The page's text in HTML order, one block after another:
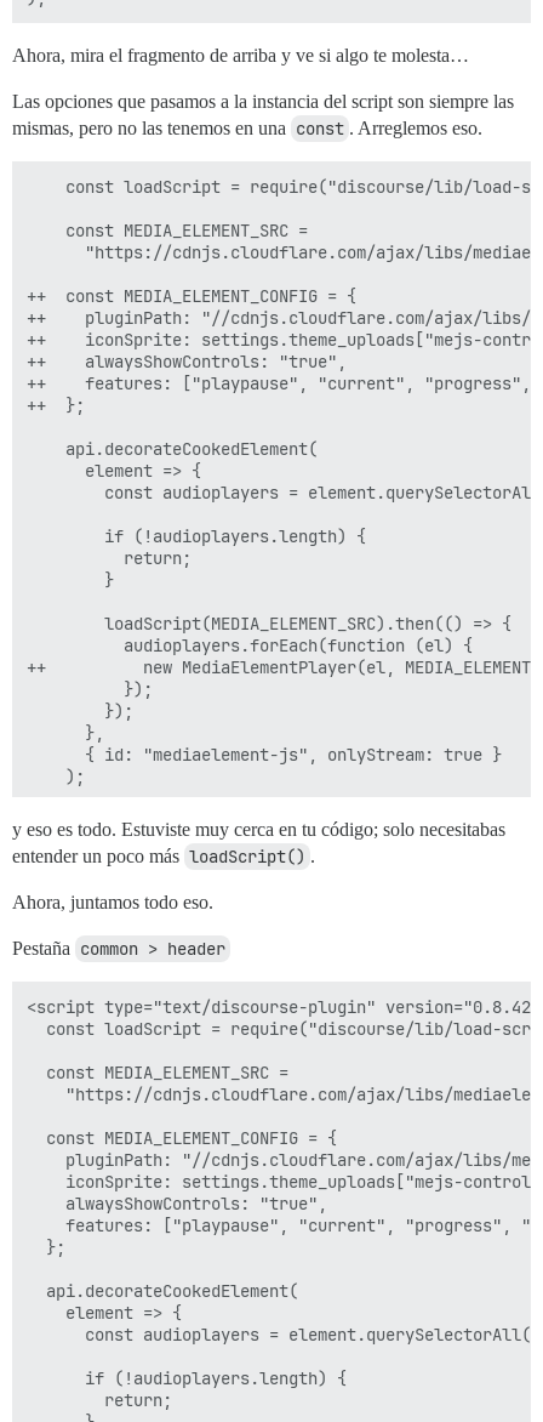
Ahora, mira el fragmento de arriba y ve si algo te molesta…
Las opciones que pasamos a la instancia del script son siempre las
mismas, pero no las tenemos en una const . Arreglemos eso.
const loadScript = require("discourse/lib/load-
    const MEDIA_ELEMENT_SRC =
"https://cdnjs.cloudflare.com/ajax/libs/
++  const MEDIA_ELEMENT_CONFIG = {
++    pluginPath: "//cdnjs.cloudflare.com/ajax/libs/
++    iconSprite: settings.theme_uploads["mejs-
++    alwaysShowControls: "true",
++    features: ["playpause", "current", "progress",
++  };
    api.decorateCookedElement(
      element => {
const audioplayers =
        if (!audioplayers.length) {
          return;
        }
        loadScript(MEDIA_ELEMENT_SRC).then(() => {
          audioplayers.forEach(function (el) {
++          new MediaElementPlayer(el,
          });
        });
      },
      { id: "mediaelement-js", onlyStream: true }
    );
y eso es todo. Estuviste muy cerca en tu código; solo necesitabas
entender un poco más loadScript() .
Ahora, juntamos todo eso.
Pestaña common > header
<script type="text/discourse-plugin"
const loadScript = require("discourse/lib/load-
  const MEDIA_ELEMENT_SRC =
"https://cdnjs.cloudflare.com/ajax/libs/
  const MEDIA_ELEMENT_CONFIG = {
pluginPath: "//cdnjs.cloudflare.com/ajax/libs/
iconSprite: settings.theme_uploads["mejs-
    alwaysShowControls: "true",
features: ["playpause", "current", "progress",
  };
  api.decorateCookedElement(
    element => {
const audioplayers =
      if (!audioplayers.length) {
        return;